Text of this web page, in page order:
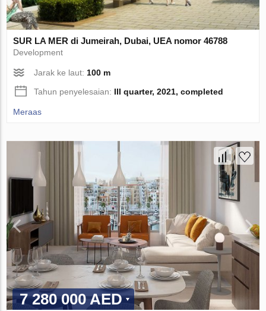
SUR LA MER di Jumeirah, Dubai, UEA nomor 46788
Development
Jarak ke laut:100 m
Tahun penyelesaian: III quarter, 2021, completed
Meraas
7 280 000 AED